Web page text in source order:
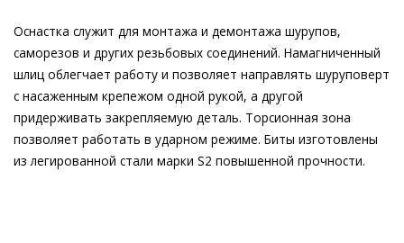
Оснастка служит для монтажа и демонтажа шурупов,
саморезов и других резьбовых соединений. Намагниченный
шлиц облегчает работу и позволяет направлять шуруповерт
с насаженным крепежом одной рукой, а другой
придерживать закрепляемую деталь. Торсионная зона
позволяет работать в ударном режиме. Биты изготовлены
из легированной стали марки S2 повышенной прочности.